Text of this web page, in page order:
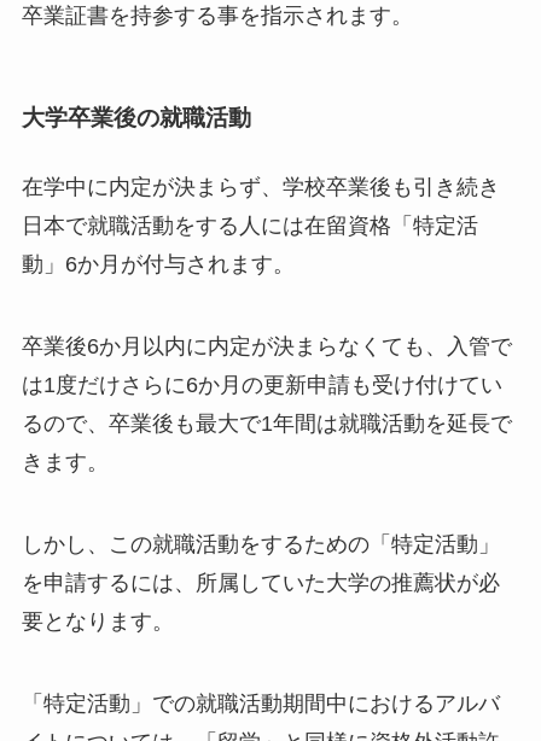
卒業証書を持参する事を指示されます。
大学卒業後の就職活動
在学中に内定が決まらず、学校卒業後も引き続き
日本で就職活動をする人には在留資格「特定活
動」6か月が付与されます。
卒業後6か月以内に内定が決まらなくても、入管で
は1度だけさらに6か月の更新申請も受け付けてい
るので、卒業後も最大で1年間は就職活動を延長で
きます。
しかし、この就職活動をするための「特定活動」
を申請するには、所属していた大学の推薦状が必
要となります。
「特定活動」での就職活動期間中におけるアルバ